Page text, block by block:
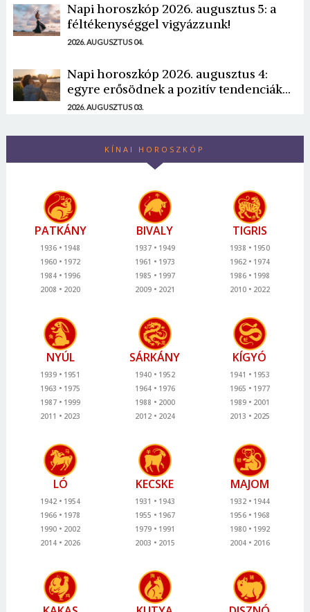
Napi horoszkóp 2026. augusztus 5: a
féltékenységgel vigyázzunk!
2026. AUGUSZTUS 04.
Napi horoszkóp 2026. augusztus 4:
egyre erősödnek a pozitív tendenciák...
2026. AUGUSZTUS 03.
KÍNAI HOROSZKÓP
PATKÁNY
1936
1948
1960
1972
1984
1996
2008
2020
BIVALY
1937
1949
1961
1973
1985
1997
2009
2021
TIGRIS
1938
1950
1962
1974
1986
1998
2010
2022
NYÚL
1939
1951
1963
1975
1987
1999
2011
2023
SÁRKÁNY
1940
1952
1964
1976
1988
2000
2012
2024
KÍGYÓ
1941
1953
1965
1977
1989
2001
2013
2025
LÓ
1942
1954
1966
1978
1990
2002
2014
2026
KECSKE
1931
1943
1955
1967
1979
1991
2003
2015
MAJOM
1932
1944
1956
1968
1980
1992
2004
2016